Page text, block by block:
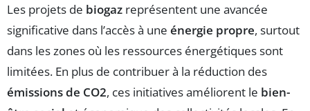
Les projets de biogaz représentent une avancée
significative dans l’accès à une énergie propre, surtout
dans les zones où les ressources énergétiques sont
limitées. En plus de contribuer à la réduction des
émissions de CO2, ces initiatives améliorent le bien-